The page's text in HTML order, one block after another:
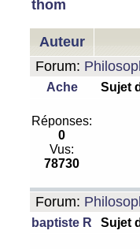
thom
Auteur
Forum:
Ache Sujet
Réponses:
0
Vus:
78730
Forum:
baptiste R Sujet